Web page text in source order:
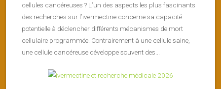
cellules cancéreuses ? L’un des aspects les plus fascinants
des recherches sur l’ivermectine concerne sa capacité
potentielle à déclencher différents mécanismes de mort
cellulaire programmée. Contrairement à une cellule saine,
une cellule cancéreuse développe souvent des...